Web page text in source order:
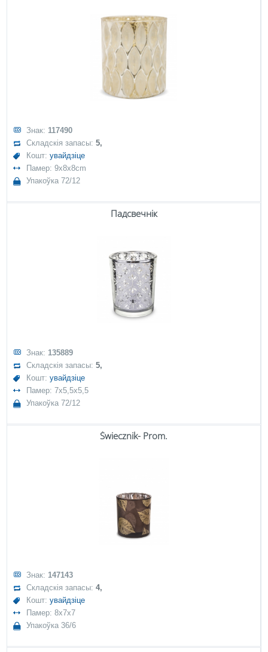
Знак: 117490
Складскія запасы:5,
Кошт:увайдзіце
Памер: 9x8x8cm
Упакоўка 72/12
Падсвечнік
Знак: 135889
Складскія запасы:5,
Кошт:увайдзіце
Памер: 7x5,5x5,5
Упакоўка 72/12
Świecznik- Prom.
Знак: 147143
Складскія запасы:4,
Кошт:увайдзіце
Памер: 8x7x7
Упакоўка 36/6